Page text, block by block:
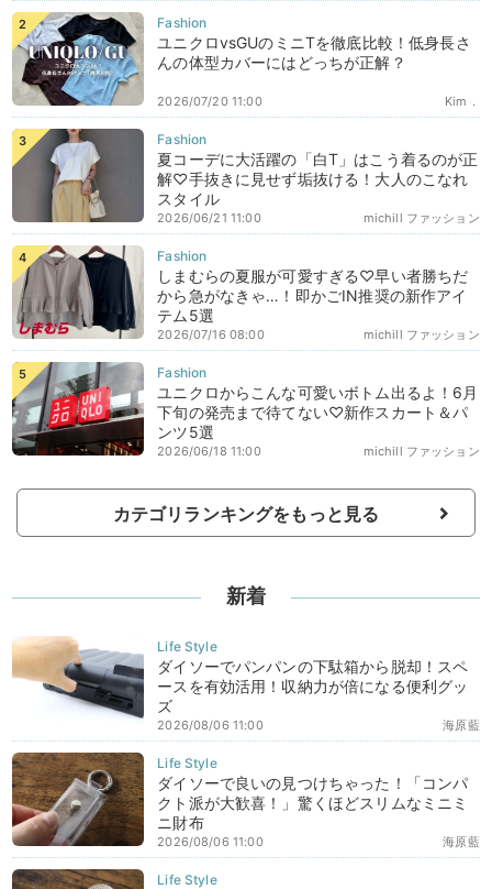
ユニクロvsGUのミニTを徹底比較！低身長さ
んの体型カバーにはどっちが正解？
Kim．
2026/07/20 11:00
夏コーデに大活躍の「白T」はこう着るのが正
解♡手抜きに見せず垢抜ける！大人のこなれ
スタイル
michill ファッション
2026/06/21 11:00
しまむらの夏服が可愛すぎる♡早い者勝ちだ
から急がなきゃ…！即かごIN推奨の新作アイ
テム5選
michill ファッション
2026/07/16 08:00
ユニクロからこんな可愛いボトム出るよ！6月
下旬の発売まで待てない♡新作スカート＆パ
ンツ5選
michill ファッション
2026/06/18 11:00
カテゴリランキングをもっと見る
新着
ダイソーでパンパンの下駄箱から脱却！スペ
ースを有効活用！収納力が倍になる便利グッ
ズ
海原藍
2026/08/06 11:00
ダイソーで良いの見つけちゃった！「コンパ
クト派が大歓喜！」驚くほどスリムなミニミ
ニ財布
海原藍
2026/08/06 11:00